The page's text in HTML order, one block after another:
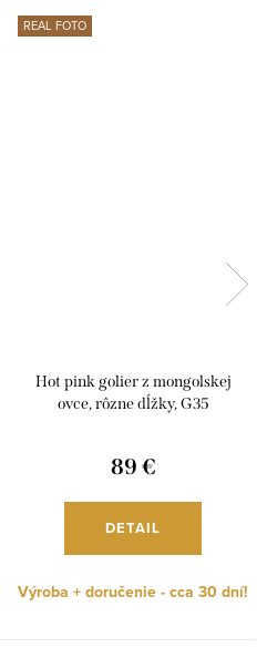
REAL FOTO
Hot pink golier z mongolskej
ovce, rôzne dĺžky, G35
89 €
DETAIL
Výroba + doručenie - cca 30 dní!